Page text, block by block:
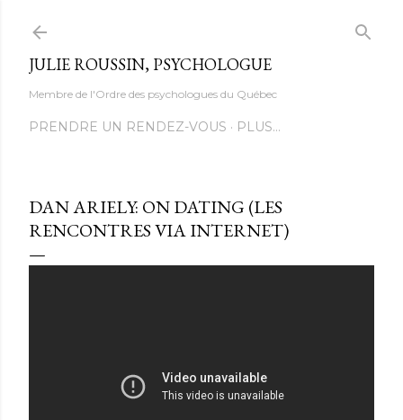
JULIE ROUSSIN, PSYCHOLOGUE
Membre de l'Ordre des psychologues du Québec
PRENDRE UN RENDEZ-VOUS PLUS…
DAN ARIELY: ON DATING (LES
RENCONTRES VIA INTERNET)